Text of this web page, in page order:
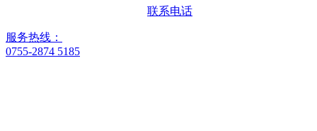
联系电话
服务热线：
0755-2874 5185